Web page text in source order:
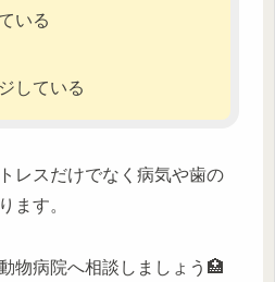
いる
している
レスだけでなく病気や歯の
ます。
物病院へ相談しましょう🏥